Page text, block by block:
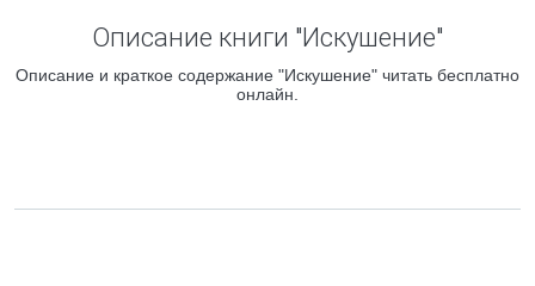
Описание книги "Искушение"
Описание и краткое содержание "Искушение" читать бесплатно
онлайн.